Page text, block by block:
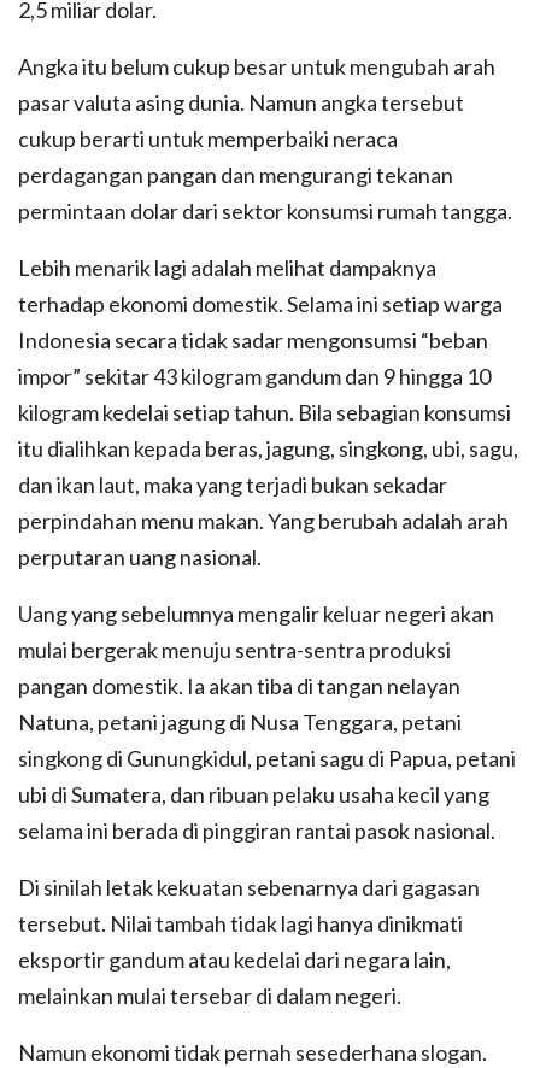
2,5 miliar dolar.
Angka itu belum cukup besar untuk mengubah arah
pasar valuta asing dunia. Namun angka tersebut
cukup berarti untuk memperbaiki neraca
perdagangan pangan dan mengurangi tekanan
permintaan dolar dari sektor konsumsi rumah tangga.
Lebih menarik lagi adalah melihat dampaknya
terhadap ekonomi domestik. Selama ini setiap warga
Indonesia secara tidak sadar mengonsumsi “beban
impor” sekitar 43 kilogram gandum dan 9 hingga 10
kilogram kedelai setiap tahun. Bila sebagian konsumsi
itu dialihkan kepada beras, jagung, singkong, ubi, sagu,
dan ikan laut, maka yang terjadi bukan sekadar
perpindahan menu makan. Yang berubah adalah arah
perputaran uang nasional.
Uang yang sebelumnya mengalir keluar negeri akan
mulai bergerak menuju sentra-sentra produksi
pangan domestik. Ia akan tiba di tangan nelayan
Natuna, petani jagung di Nusa Tenggara, petani
singkong di Gunungkidul, petani sagu di Papua, petani
ubi di Sumatera, dan ribuan pelaku usaha kecil yang
selama ini berada di pinggiran rantai pasok nasional.
Di sinilah letak kekuatan sebenarnya dari gagasan
tersebut. Nilai tambah tidak lagi hanya dinikmati
eksportir gandum atau kedelai dari negara lain,
melainkan mulai tersebar di dalam negeri.
Namun ekonomi tidak pernah sesederhana slogan.